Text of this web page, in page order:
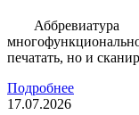
печатать, но и
Подробнее
17.07.2026